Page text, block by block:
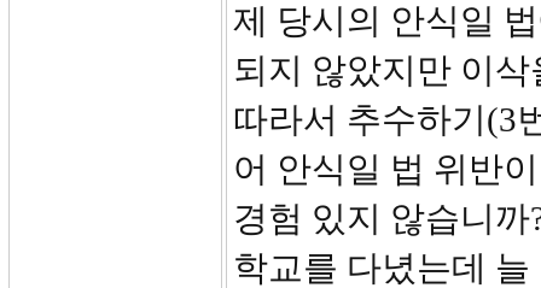
제 당시의 안식일
되지 않았지만 이
따라서 추수하기(3
어 안식일 법 위반
경험 있지 않습니
학교를 다녔는데